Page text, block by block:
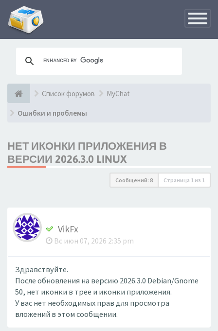
Список форумов MyChat
Ошибки и проблемы
НЕТ ИКОНКИ ПРИЛОЖЕНИЯ В
ВЕРСИИ 2026.3.0 LINUX
Сообщений: 8 Страница 1 из 1
VikFx
Вс июн 07, 2026 2:35 pm
Здравствуйте.
После обновления на версию 2026.3.0 Debian/Gnome
50, нет иконки в трее и иконки приложения.
У вас нет необходимых прав для просмотра
вложений в этом сообщении.